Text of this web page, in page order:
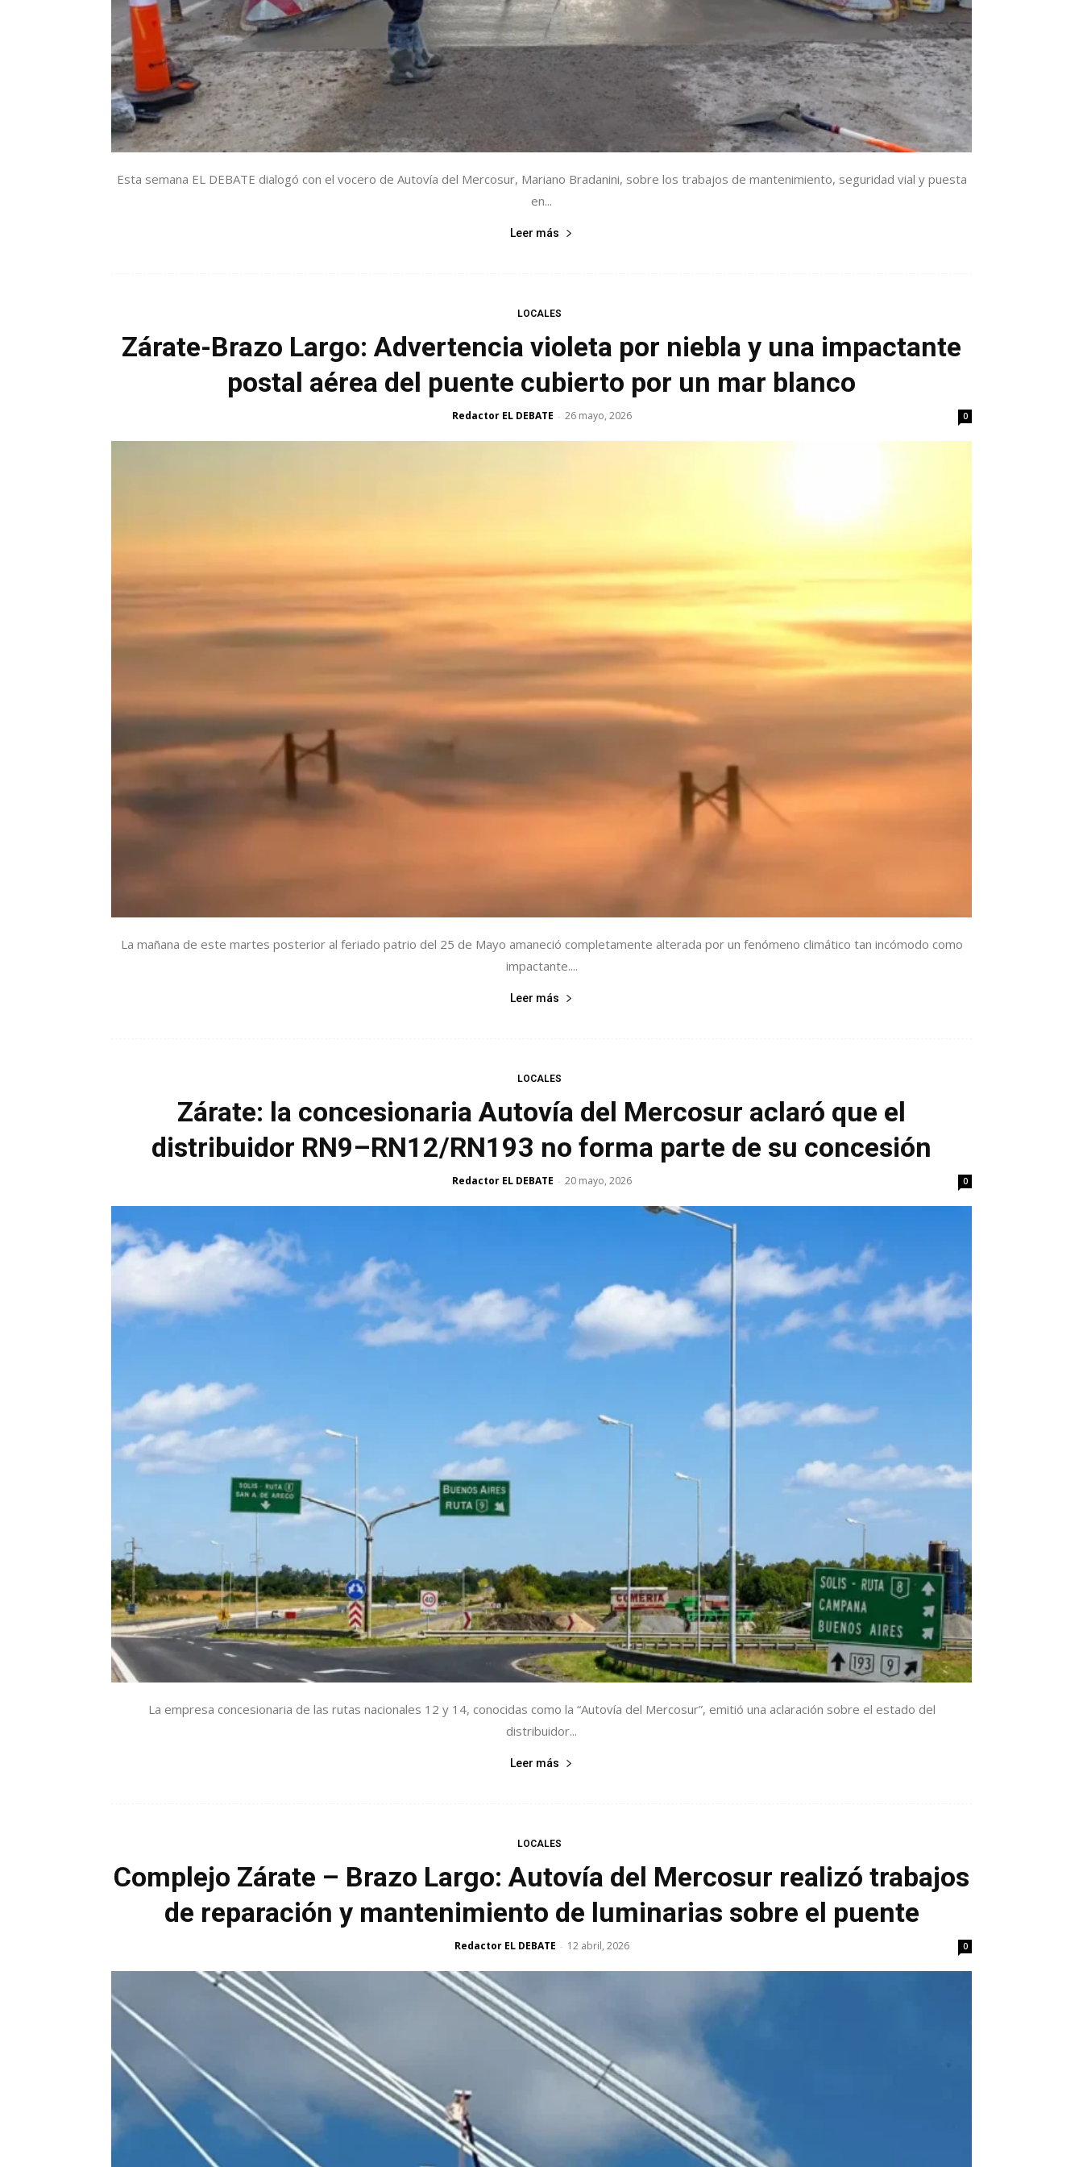
Esta semana EL DEBATE dialogó con el vocero de Autovía del Mercosur, Mariano Bradanini, sobre los trabajos de mantenimiento, seguridad vial y puesta
en...
Leer más
LOCALES
Zárate-Brazo Largo: Advertencia violeta por niebla y una impactante
postal aérea del puente cubierto por un mar blanco
Redactor EL DEBATE - 26 mayo, 2026 0
La mañana de este martes posterior al feriado patrio del 25 de Mayo amaneció completamente alterada por un fenómeno climático tan incómodo como
impactante....
Leer más
LOCALES
Zárate: la concesionaria Autovía del Mercosur aclaró que el
distribuidor RN9–RN12/RN193 no forma parte de su concesión
Redactor EL DEBATE - 20 mayo, 2026 0
La empresa concesionaria de las rutas nacionales 12 y 14, conocidas como la “Autovía del Mercosur”, emitió una aclaración sobre el estado del
distribuidor...
Leer más
LOCALES
Complejo Zárate – Brazo Largo: Autovía del Mercosur realizó trabajos
de reparación y mantenimiento de luminarias sobre el puente
Redactor EL DEBATE - 12 abril, 2026 0